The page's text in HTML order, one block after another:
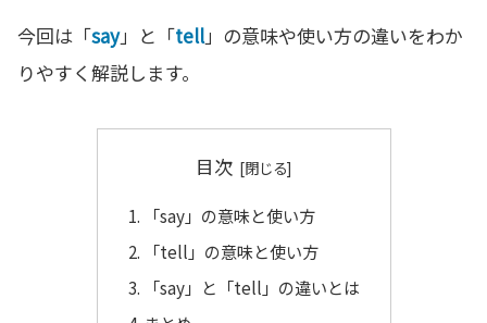
今回は「say」と「tell」の意味や使い方の違いをわか
りやすく解説します。
目次
「say」の意味と使い方
「tell」の意味と使い方
「say」と「tell」の違いとは